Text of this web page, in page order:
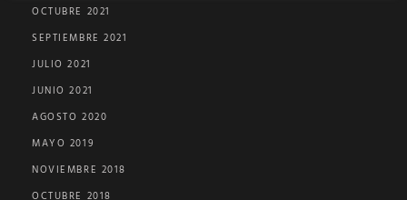
OCTUBRE 2021
SEPTIEMBRE 2021
JULIO 2021
JUNIO 2021
AGOSTO 2020
MAYO 2019
NOVIEMBRE 2018
OCTUBRE 2018